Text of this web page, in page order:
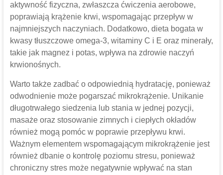
aktywność fizyczna, zwłaszcza ćwiczenia aerobowe,
poprawiają krążenie krwi, wspomagając przepływ w
najmniejszych naczyniach. Dodatkowo, dieta bogata w
kwasy tłuszczowe omega-3, witaminy C i E oraz minerały,
takie jak magnez i potas, wpływa na zdrowie naczyń
krwionośnych.
Warto także zadbać o odpowiednią hydratację, ponieważ
odwodnienie może pogarszać mikrokrążenie. Unikanie
długotrwałego siedzenia lub stania w jednej pozycji,
masaże oraz stosowanie zimnych i ciepłych okładów
również mogą pomóc w poprawie przepływu krwi.
Ważnym elementem wspomagającym mikrokrążenie jest
również dbanie o kontrolę poziomu stresu, ponieważ
chroniczny stres może negatywnie wpływać na stan